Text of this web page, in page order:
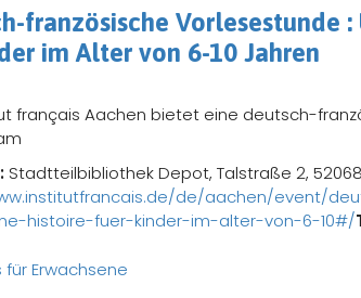
französische Vorlesestunde
im Alter von 6-10 Jahren
français Aachen bietet eine deutsch-
Stadtteilbibliothek Depot, Talstraße 2,
de/aachen/event/
histoire-fuer-kinder-im-alter-von-6-10#/